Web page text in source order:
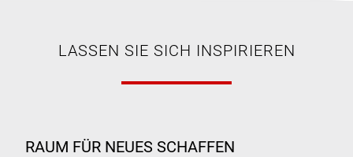
LASSEN SIE SICH INSPIRIEREN
RAUM FÜR NEUES SCHAFFEN